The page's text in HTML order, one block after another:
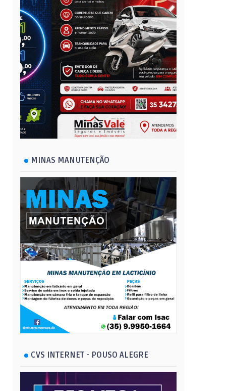
MINAS MANUTENÇÃO
CVS INTERNET - POUSO ALEGRE